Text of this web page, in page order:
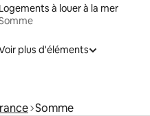
Logements à louer à la mer
plus d'éléments
Somme